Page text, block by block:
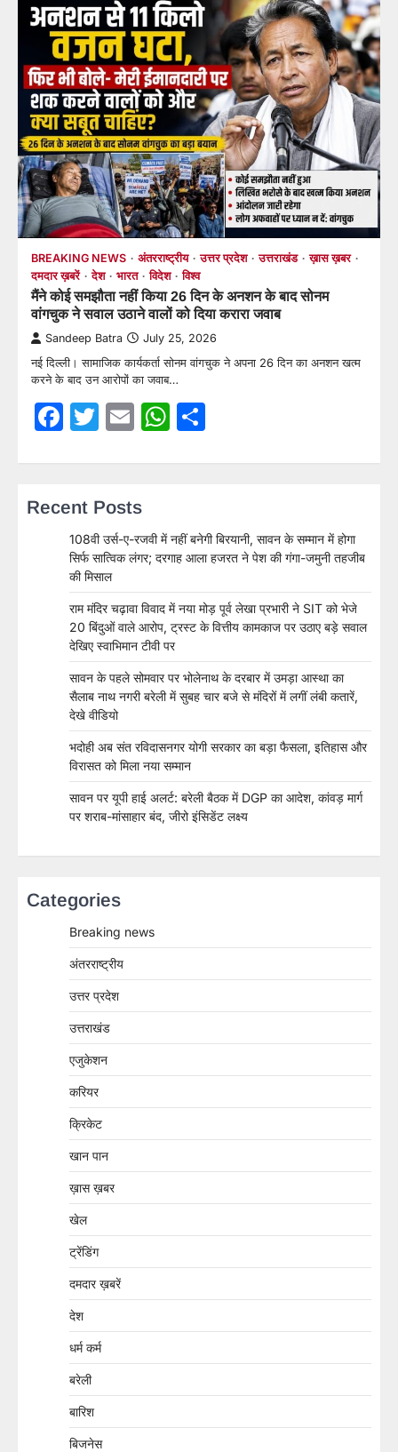
BREAKING NEWS अंतरराष्ट्रीय उत्तर प्रदेश उत्तराखंड
ख़ास ख़बर
दमदार ख़बरें
देश भारत विदेश विश्व
मैंने कोई समझौता नहीं किया 26 दिन के अनशन के बाद सोनम
वांगचुक ने सवाल उठाने वालों को दिया करारा जवाब
Sandeep Batra July 25, 2026
नई दिल्ली। सामाजिक कार्यकर्ता सोनम वांगचुक ने अपना 26 दिन का अनशन खत्म
करने के बाद उन आरोपों का जवाब…
Facebook
Twitter
EmailWhatsApp
Recent Posts
108वी उर्स-ए-रजवी में नहीं बनेगी बिरयानी, सावन के सम्मान में होगा
सिर्फ सात्विक लंगर; दरगाह आला हजरत ने पेश की गंगा-जमुनी तहजीब
की मिसाल
राम मंदिर चढ़ावा विवाद में नया मोड़ पूर्व लेखा प्रभारी ने SIT को भेजे
20 बिंदुओं वाले आरोप, ट्रस्ट के वित्तीय कामकाज पर उठाए बड़े सवाल
देखिए स्वाभिमान टीवी पर
सावन के पहले सोमवार पर भोलेनाथ के दरबार में उमड़ा आस्था का
सैलाब नाथ नगरी बरेली में सुबह चार बजे से मंदिरों में लगीं लंबी कतारें,
देखे वीडियो
भदोही अब संत रविदासनगर योगी सरकार का बड़ा फैसला, इतिहास और
विरासत को मिला नया सम्मान
सावन पर यूपी हाई अलर्ट: बरेली बैठक में DGP का आदेश, कांवड़ मार्ग
पर शराब-मांसाहार बंद, जीरो इंसिडेंट लक्ष्य
Categories
Breaking news
अंतरराष्ट्रीय
उत्तर प्रदेश
उत्तराखंड
एजुकेशन
करियर
क्रिकेट
खान पान
ख़ास ख़बर
खेल
ट्रेंडिंग
दमदार ख़बरें
देश
धर्म कर्म
बरेली
बारिश
बिजनेस